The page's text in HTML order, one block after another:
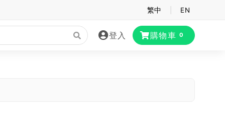
繁中 EN
登入 購物車 0